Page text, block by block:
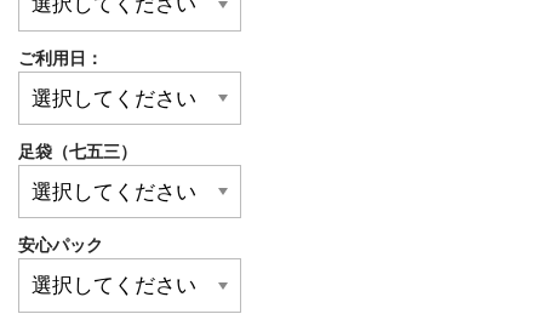
ご利用日：
足袋（七五三）
安心パック